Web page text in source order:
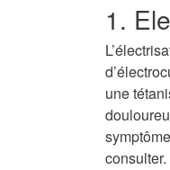
1.
une
consulter.